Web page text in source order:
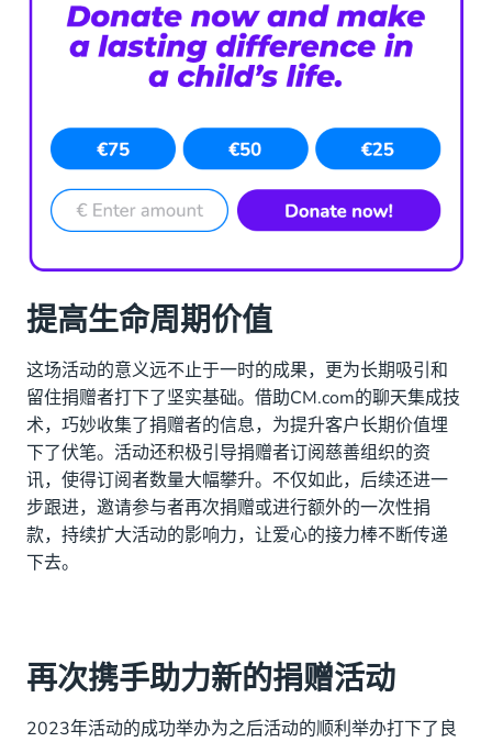
提高生命周期价值
这场活动的意义远不止于一时的成果，更为长期吸引和
留住捐赠者打下了坚实基础。借助CM.com的聊天集成技
术，巧妙收集了捐赠者的信息，为提升客户长期价值埋
下了伏笔。活动还积极引导捐赠者订阅慈善组织的资
讯，使得订阅者数量大幅攀升。不仅如此，后续还进一
步跟进，邀请参与者再次捐赠或进行额外的一次性捐
款，持续扩大活动的影响力，让爱心的接力棒不断传递
下去。
再次携手助力新的捐赠活动
2023年活动的成功举办为之后活动的顺利举办打下了良